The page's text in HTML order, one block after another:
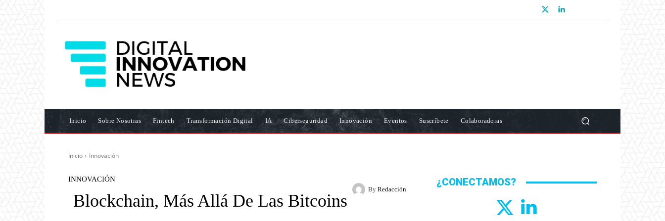
Inicio Sobre Nosotras Fintech Transformación Digital IA Ciberseguridad Innovación Eventos Suscríbete Colaboradoras
Inicio Innovación
INNOVACIÓN
Blockchain, Más Allá De Las Bitcoins
By Redacción
¿CONECTAMOS?